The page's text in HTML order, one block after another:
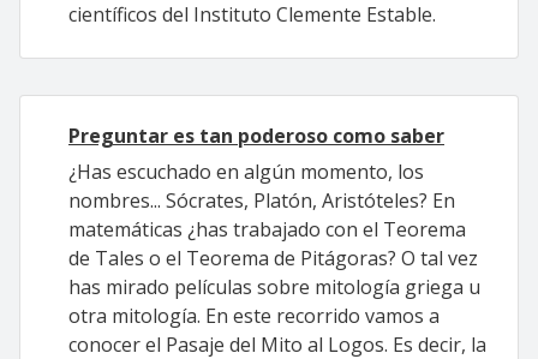
científicos del Instituto Clemente Estable.
Preguntar es tan poderoso como saber
¿Has escuchado en algún momento, los
nombres... Sócrates, Platón, Aristóteles? En
matemáticas ¿has trabajado con el Teorema
de Tales o el Teorema de Pitágoras? O tal vez
has mirado películas sobre mitología griega u
otra mitología. En este recorrido vamos a
conocer el Pasaje del Mito al Logos. Es decir, la